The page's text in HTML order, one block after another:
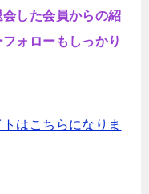
会した会員からの紹
ォローもしっかり
はこちらになりま